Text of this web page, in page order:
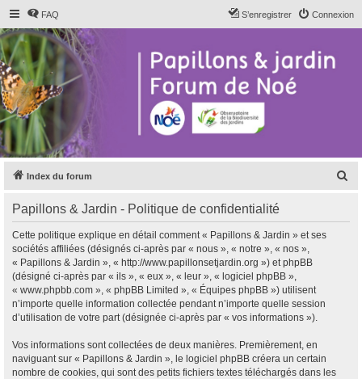
FAQ Connexion
S’enregistrer
Index du forum
Papillons & Jardin - Politique de confidentialité
Cette politique explique en détail comment « Papillons & Jardin » et ses
sociétés affiliées (désignés ci-après par « nous », « notre », « nos »,
« Papillons & Jardin », « http://www.papillonsetjardin.org ») et phpBB
(désigné ci-après par « ils », « eux », « leur », « logiciel phpBB »,
« www.phpbb.com », « phpBB Limited », « Équipes phpBB ») utilisent
n’importe quelle information collectée pendant n’importe quelle session
d’utilisation de votre part (désignée ci-après par « vos informations »).
Vos informations sont collectées de deux manières. Premièrement, en
naviguant sur « Papillons & Jardin », le logiciel phpBB créera un certain
nombre de cookies, qui sont des petits fichiers textes téléchargés dans les